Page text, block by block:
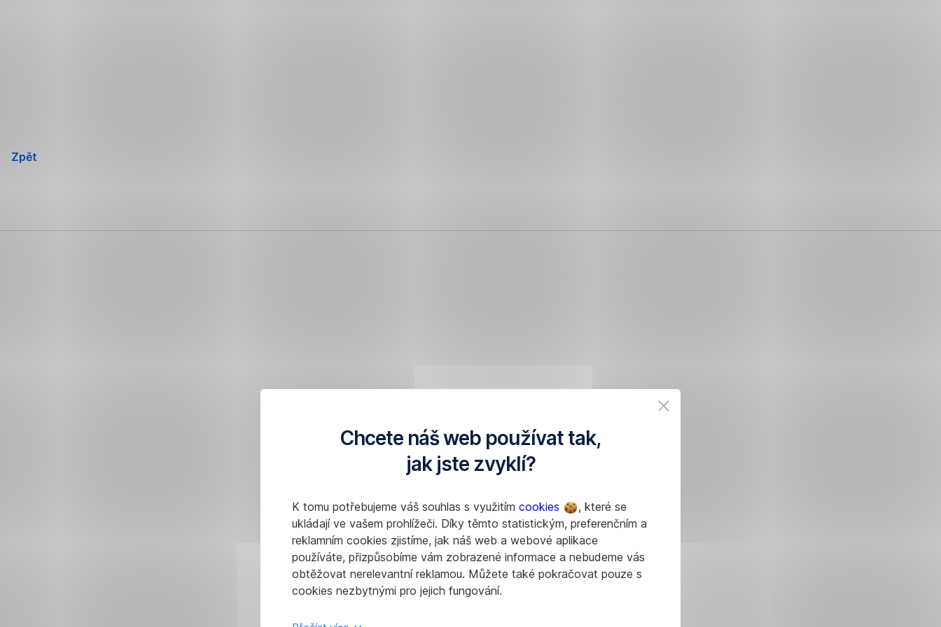
Chcete náš web používat tak,
jak jste zvyklí?
K tomu potřebujeme váš souhlas s využitím cookies
, které se
ukládají ve vašem prohlížeči. Díky těmto statistickým, preferenčním a
reklamním cookies zjistíme, jak náš web a webové aplikace
používáte, přizpůsobíme vám zobrazené informace a nebudeme vás
obtěžovat nerelevantní reklamou. Můžete také pokračovat pouze s
cookies nezbytnými pro jejich fungování.
Zpět